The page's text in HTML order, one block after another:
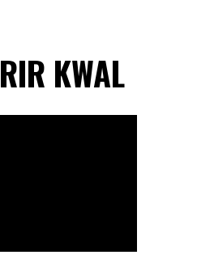
KWAL